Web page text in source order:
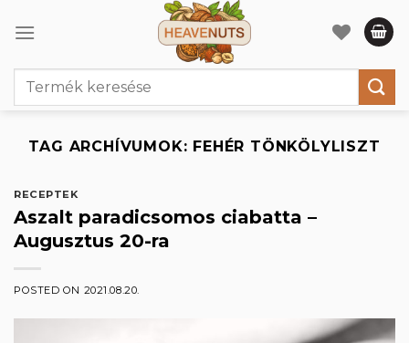
Keresés
TAG ARCHÍVUMOK: FEHÉR TÖNKÖLYLISZT
RECEPTEK
Aszalt paradicsomos ciabatta –
Augusztus 20-ra
POSTED ON 2021.08.20.